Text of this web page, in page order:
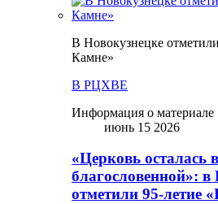
В Новокузнецке
Камне»
В РЦХВЕ
Информация о материале
июнь 15 2026
«Церковь осталась
благословенной»: в
отметили 95-летие